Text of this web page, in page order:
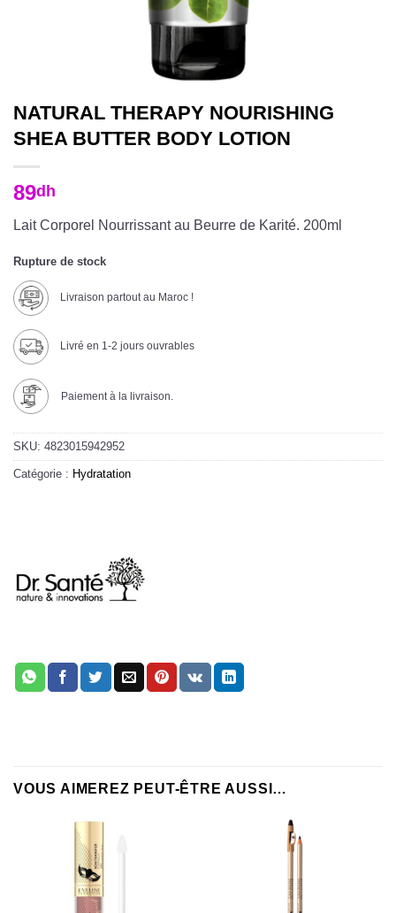
NATURAL THERAPY NOURISHING
SHEA BUTTER BODY LOTION
89dh
Lait Corporel Nourrissant au Beurre de Karité. 200ml
Rupture de stock
Livraison partout au Maroc !
Livré en 1-2 jours ouvrables
Paiement à la livraison.
SKU: 4823015942952
Catégorie : Hydratation
VOUS AIMEREZ PEUT-ÊTRE AUSSI…